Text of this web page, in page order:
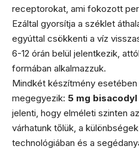
receptorokat, ami fokozott
Ezáltal gyorsítja a széklet
egyúttal csökkenti a víz
6-12 órán belül jelentkezik,
formában alkalmazzuk.
Mindkét készítmény
megegyezik: 5 mg
jelenti, hogy elméleti szinten
várhatunk tőlük, a
technológiában és a